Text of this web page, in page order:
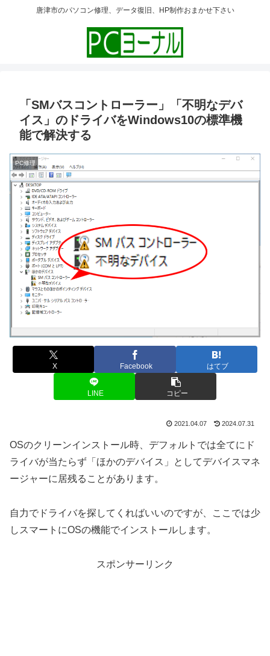
唐津市のパソコン修理、データ復旧、HP制作おまかせ下さい
「SMバスコントローラー」「不明なデバ
イス」のドライバをWindows10の標準機
能で解決する
PC修理
X Facebook はてブ
LINE コピー
2021.04.07 2024.07.31
OSのクリーンインストール時、デフォルトでは全てにド
ライバが当たらず「ほかのデバイス」としてデバイスマネ
ージャーに居残ることがあります。
自力でドライバを探してくればいいのですが、ここでは少
しスマートにOSの機能でインストールします。
スポンサーリンク